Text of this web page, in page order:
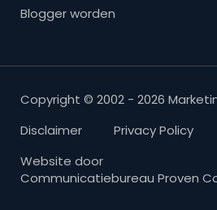
Blogger worden
Copyright © 2002 - 2026
Disclaimer
Privacy Policy
Website door
Communicatiebureau Proven